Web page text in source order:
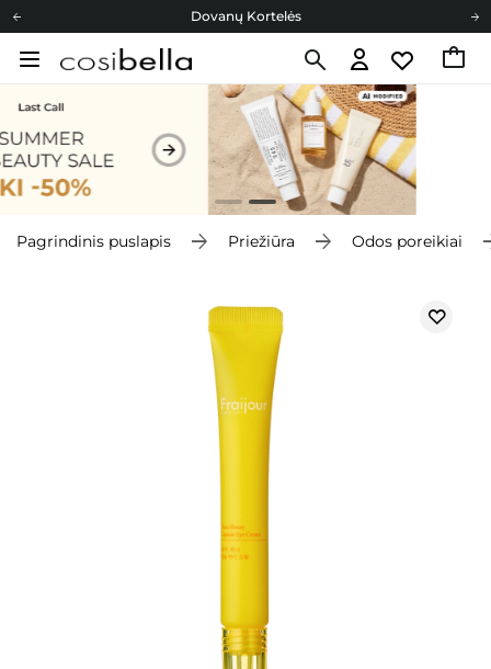
Dovanų Kortelės
Cosibella lojalumo programa
Dovanų Kortelės
Pagrindinis puslapis Priežiūra Odos poreikiai